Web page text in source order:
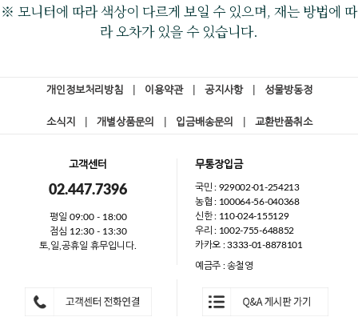
※ 모니터에 따라 색상이 다르게 보일 수 있으며, 재는 방법에 따
라 오차가 있을 수 있습니다.
개인정보처리방침 이용약관 공지사항 성물방동정
소식지 개별상품문의 입금배송문의 교환반품취소
고객센터
02.447.7396
평일 09:00 - 18:00
점심 12:30 - 13:30
토,일,공휴일 휴무입니다.
무통장입금
국민 : 929002-01-254213
농협 : 100064-56-040368
신한 : 110-024-155129
우리 : 1002-755-648852
카카오 : 3333-01-8878101
예금주 : 송철영